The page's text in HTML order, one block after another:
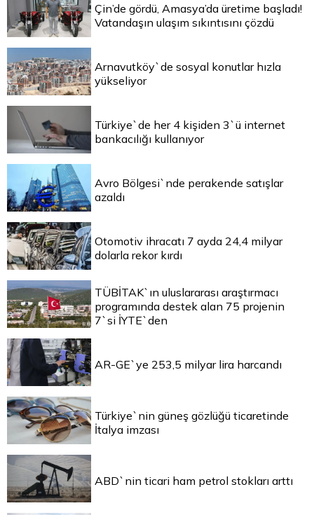
Çin’de gördü, Amasya’da üretime başladı!
Vatandaşın ulaşım sıkıntısını çözdü
Arnavutköy`de sosyal konutlar hızla
yükseliyor
Türkiye`de her 4 kişiden 3`ü internet
bankacılığı kullanıyor
Avro Bölgesi`nde perakende satışlar
azaldı
Otomotiv ihracatı 7 ayda 24,4 milyar
dolarla rekor kırdı
TÜBİTAK`ın uluslararası araştırmacı
programında destek alan 75 projenin
7`si İYTE`den
AR-GE`ye 253,5 milyar lira harcandı
Türkiye`nin güneş gözlüğü ticaretinde
İtalya imzası
ABD`nin ticari ham petrol stokları arttı